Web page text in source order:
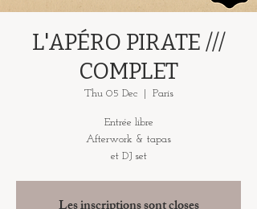
L'APÉRO PIRATE ///
COMPLET
Thu 05 Dec
  |
Paris
Entrée libre
Afterwork & tapas
et DJ set